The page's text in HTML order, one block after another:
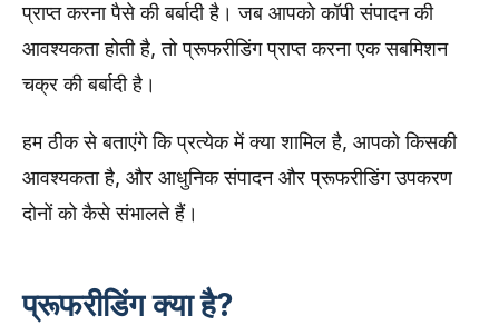
प्राप्त करना पैसे की बर्बादी है। जब आपको कॉपी संपादन की
आवश्यकता होती है, तो प्रूफरीडिंग प्राप्त करना एक सबमिशन
चक्र की बर्बादी है।
हम ठीक से बताएंगे कि प्रत्येक में क्या शामिल है, आपको किसकी
आवश्यकता है, और आधुनिक संपादन और प्रूफरीडिंग उपकरण
दोनों को कैसे संभालते हैं।
प्रूफरीडिंग क्या है?